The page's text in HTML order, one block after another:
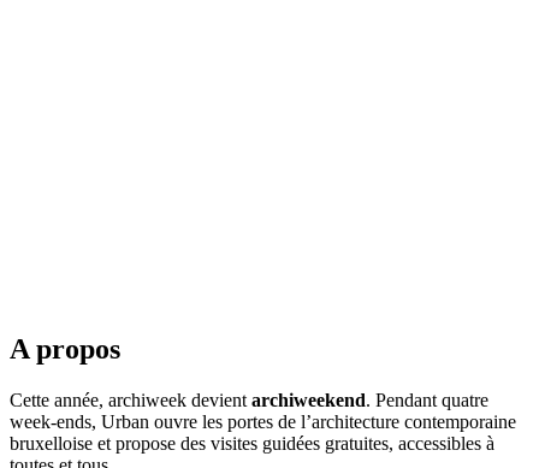
A propos
Cette année, archiweek devient archiweekend. Pendant quatre
week-ends, Urban ouvre les portes de l’architecture contemporaine
bruxelloise et propose des visites guidées gratuites, accessibles à